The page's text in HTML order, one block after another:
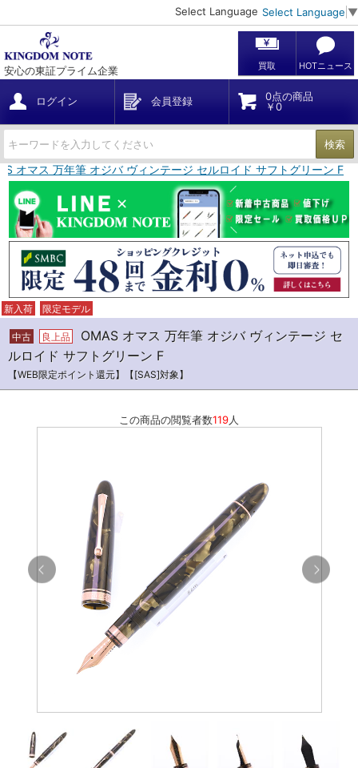
Select Language Select Language ▼
安心の東証プライム企業 買取 HOTニュース
ログイン 会員登録
0点の商品
￥0
検索
オマス 万年筆 オジバ ヴィンテージ セルロイド サフトグリーン F
新入荷 限定モデル
中古 良上品
OMAS オマス 万年筆 オジバ ヴィンテージ セ
ルロイド サフトグリーン F
【WEB限定ポイント還元】【[SAS]対象】
この商品の閲覧者数119人